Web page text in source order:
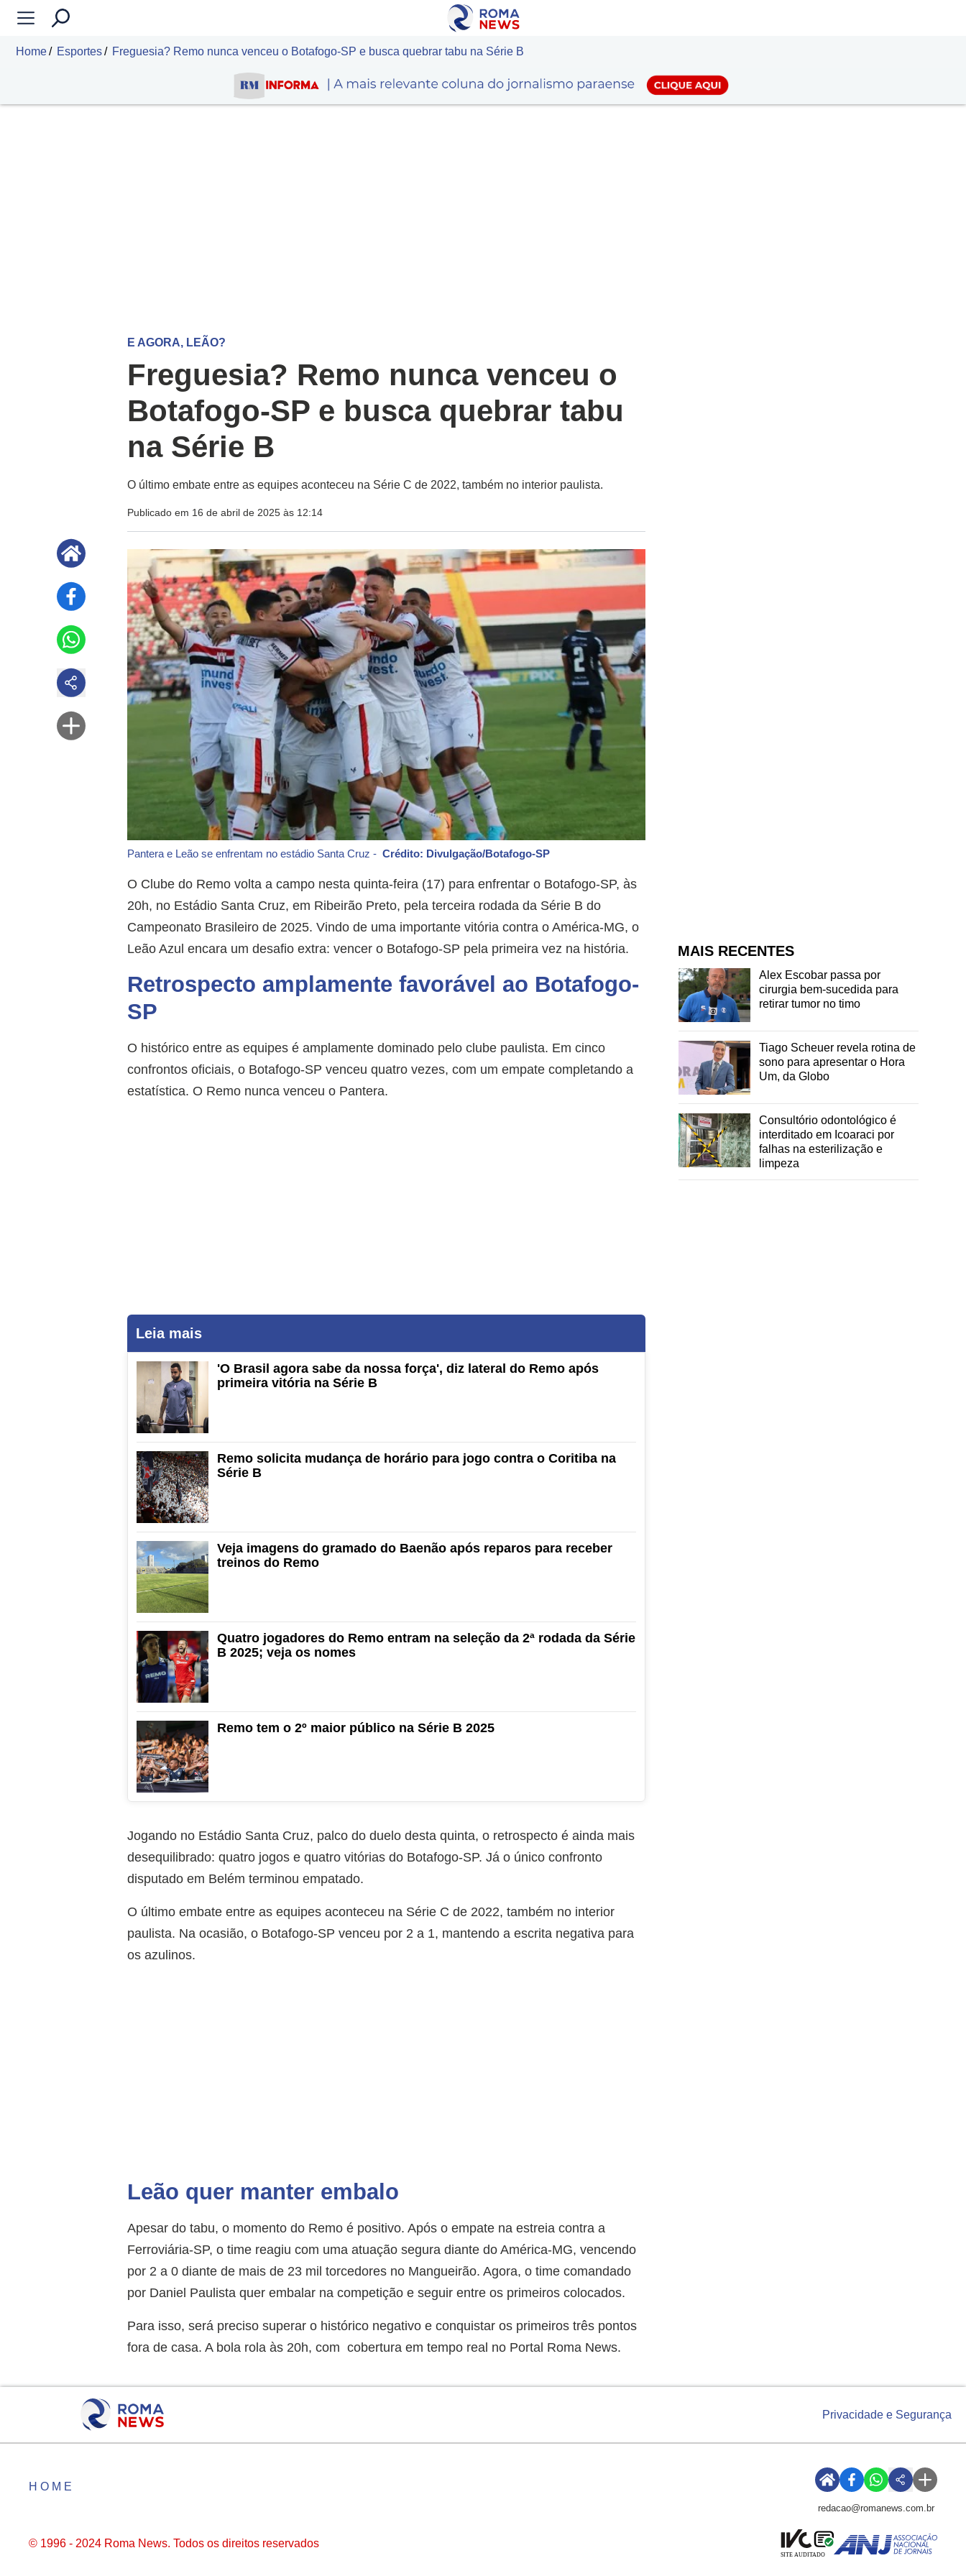
Home Esportes Freguesia? Remo nunca venceu o Botafogo-SP e busca quebrar tabu na Série B
E AGORA, LEÃO?
Freguesia? Remo nunca venceu o
Botafogo-SP e busca quebrar tabu
na Série B
O último embate entre as equipes aconteceu na Série C de 2022, também no interior paulista.
Publicado em 16 de abril de 2025 às 12:14
Pantera e Leão se enfrentam no estádio Santa Cruz -Crédito: Divulgação/Botafogo-SP
O Clube do Remo volta a campo nesta quinta-feira (17) para enfrentar o Botafogo-SP, às
20h, no Estádio Santa Cruz, em Ribeirão Preto, pela terceira rodada da Série B do
Campeonato Brasileiro de 2025. Vindo de uma importante vitória contra o América-MG, o
Leão Azul encara um desafio extra: vencer o Botafogo-SP pela primeira vez na história.
Retrospecto amplamente favorável ao Botafogo-
SP
O histórico entre as equipes é amplamente dominado pelo clube paulista. Em cinco
confrontos oficiais, o Botafogo-SP venceu quatro vezes, com um empate completando a
estatística. O Remo nunca venceu o Pantera.
Leia mais
'O Brasil agora sabe da nossa força', diz lateral do Remo após
primeira vitória na Série B
Remo solicita mudança de horário para jogo contra o Coritiba na
Série B
Veja imagens do gramado do Baenão após reparos para receber
treinos do Remo
Quatro jogadores do Remo entram na seleção da 2ª rodada da Série
B 2025; veja os nomes
Remo tem o 2º maior público na Série B 2025
Jogando no Estádio Santa Cruz, palco do duelo desta quinta, o retrospecto é ainda mais
desequilibrado: quatro jogos e quatro vitórias do Botafogo-SP. Já o único confronto
disputado em Belém terminou empatado.
O último embate entre as equipes aconteceu na Série C de 2022, também no interior
paulista. Na ocasião, o Botafogo-SP venceu por 2 a 1, mantendo a escrita negativa para
os azulinos.
Leão quer manter embalo
Apesar do tabu, o momento do Remo é positivo. Após o empate na estreia contra a
Ferroviária-SP, o time reagiu com uma atuação segura diante do América-MG, vencendo
por 2 a 0 diante de mais de 23 mil torcedores no Mangueirão. Agora, o time comandado
por Daniel Paulista quer embalar na competição e seguir entre os primeiros colocados.
Para isso, será preciso superar o histórico negativo e conquistar os primeiros três pontos
fora de casa. A bola rola às 20h, com cobertura em tempo real no Portal Roma News.
MAIS RECENTES
Alex Escobar passa por
cirurgia bem-sucedida para
retirar tumor no timo
Tiago Scheuer revela rotina de
sono para apresentar o Hora
Um, da Globo
Consultório odontológico é
interditado em Icoaraci por
falhas na esterilização e
limpeza
Privacidade e Segurança
HOME
redacao@romanews.com.br
© 1996 - 2024 Roma News. Todos os direitos reservados
SITE AUDITADO